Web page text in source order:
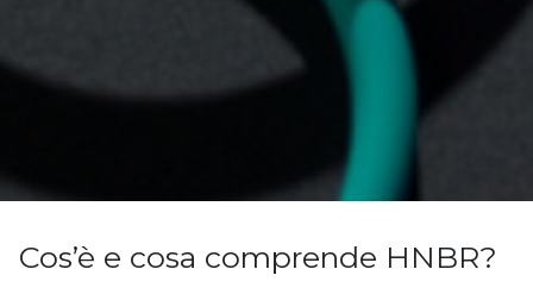
Cos’è e cosa comprende HNBR?